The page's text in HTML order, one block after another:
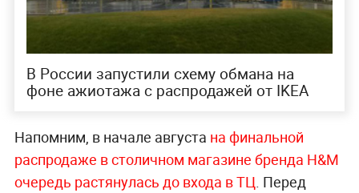
В России запустили схему обмана на
фоне ажиотажа с распродажей от IKEA
Напомним, в начале августа на финальной
распродаже в столичном магазине бренда H&M
очередь растянулась до входа в ТЦ. Перед